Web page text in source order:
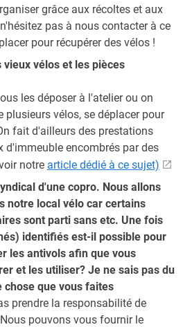
grâce aux récoltes et aux
pas à nous contacter à ce
pour récupérer des vélos !
vieux vélos et les pièces
les déposer à l'atelier ou on
plusieurs vélos, se déplacer pour
fait d'ailleurs des prestations
d'immeuble encombrés par des
notre article dédié à ce sujet)
d'une copro. Nous allons
notre local vélo car certains
sont parti sans etc. Une fois
identifiés est-il possible pour
les antivols afin que vous
et les utiliser? Je ne sais pas du
chose que vous faites
prendre la responsabilité de
pouvons vous fournir le